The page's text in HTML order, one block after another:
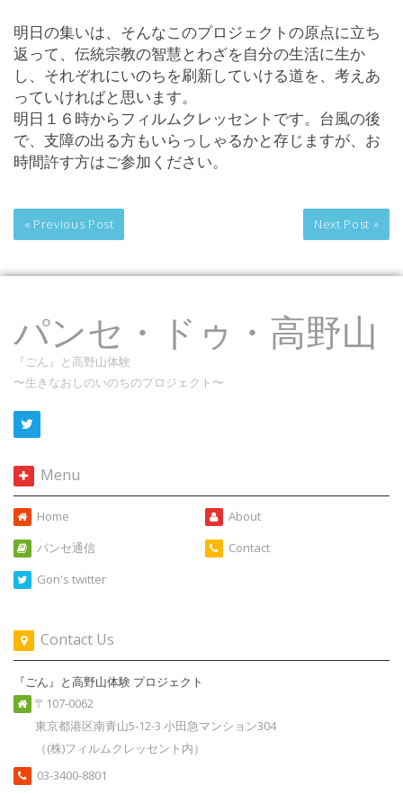
明日の集いは、そんなこのプロジェクトの原点に立ち
返って、伝統宗教の智慧とわざを自分の生活に生か
し、それぞれにいのちを刷新していける道を、考えあ
っていければと思います。
明日１６時からフィルムクレッセントです。台風の後
で、支障の出る方もいらっしゃるかと存じますが、お
時間許す方はご参加ください。
« Previous Post Next Post »
パンセ・ドゥ・高野山
『ごん』と高野山体験
〜生きなおしのいのちのプロジェクト〜
Menu
Home
パンセ通信
Gon's twitter
About
Contact
Contact Us
『ごん』と高野山体験 プロジェクト
〒107-0062
東京都港区南青山5-12-3 小田急マンション304
（(株)フィルムクレッセント内）
03-3400-8801